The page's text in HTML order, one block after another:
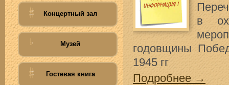
Концертный зал
Музей
Гостевая книга
в
годовщины
1945 гг
Подробнее →